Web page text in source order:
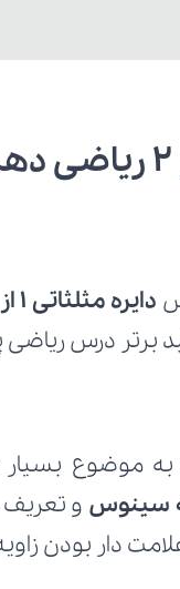
دایره مثلثاتی 1 از 2
برتر درس ریاضی
سینوس
دار بودن